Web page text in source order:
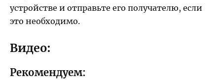
устройстве и отправьте его получателю, если
это необходимо.
Видео:
Рекомендуем: